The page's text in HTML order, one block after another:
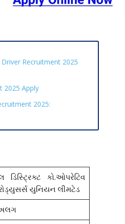
Driver Recruitment 2025
2025 Apply
2025:
ડિસ્ટ્રિક્ટ કો.ઓપરેટિવ
યુનિયન લીમટેડ